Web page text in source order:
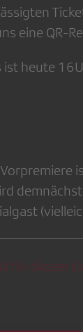
eine QR-
ist heute
für diesen